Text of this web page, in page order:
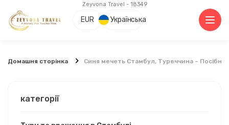
Zeyvona Travel - 18349
EUR Українська
Домашня сторінка Синя мечеть Стамбул, Туреччина –
категорії